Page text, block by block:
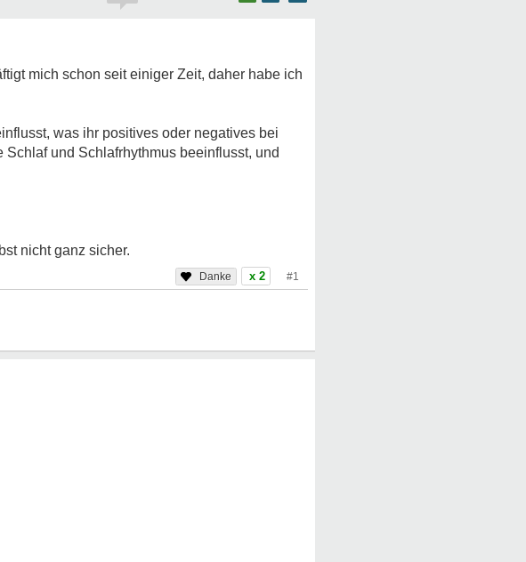
mich schon seit einiger Zeit, daher habe ich
was ihr positives oder negatives bei
und Schlafrhythmus beeinflusst, und
nicht ganz sicher.
x 2 #1